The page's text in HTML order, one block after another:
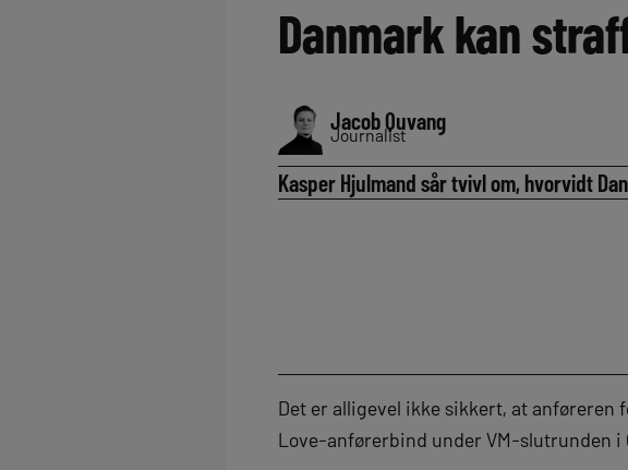
Danmark kan
Jacob Quvang
Journalist
Kasper Hjulmand sår tvivl om, hvorvidt
Det er alligevel ikke sikkert, at anføreren
Love-anførerbind under VM-slutrunden i